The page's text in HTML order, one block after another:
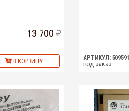
13 700
В КОРЗИНУ АРТИКУЛ: 509591
под заказ